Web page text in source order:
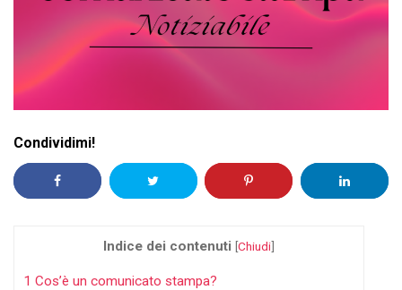
Condividimi!
Indice dei contenuti [Chiudi]
1 Cos’è un comunicato stampa?